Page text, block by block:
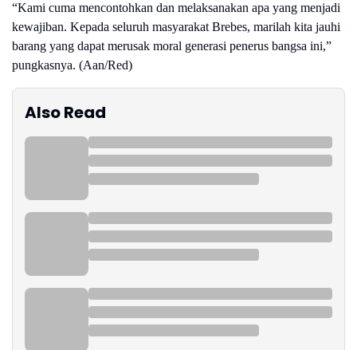
“Kami cuma mencontohkan dan melaksanakan apa yang menjadi
kewajiban. Kepada seluruh masyarakat Brebes, marilah kita jauhi
barang yang dapat merusak moral generasi penerus bangsa ini,”
pungkasnya. (Aan/Red)
Also Read